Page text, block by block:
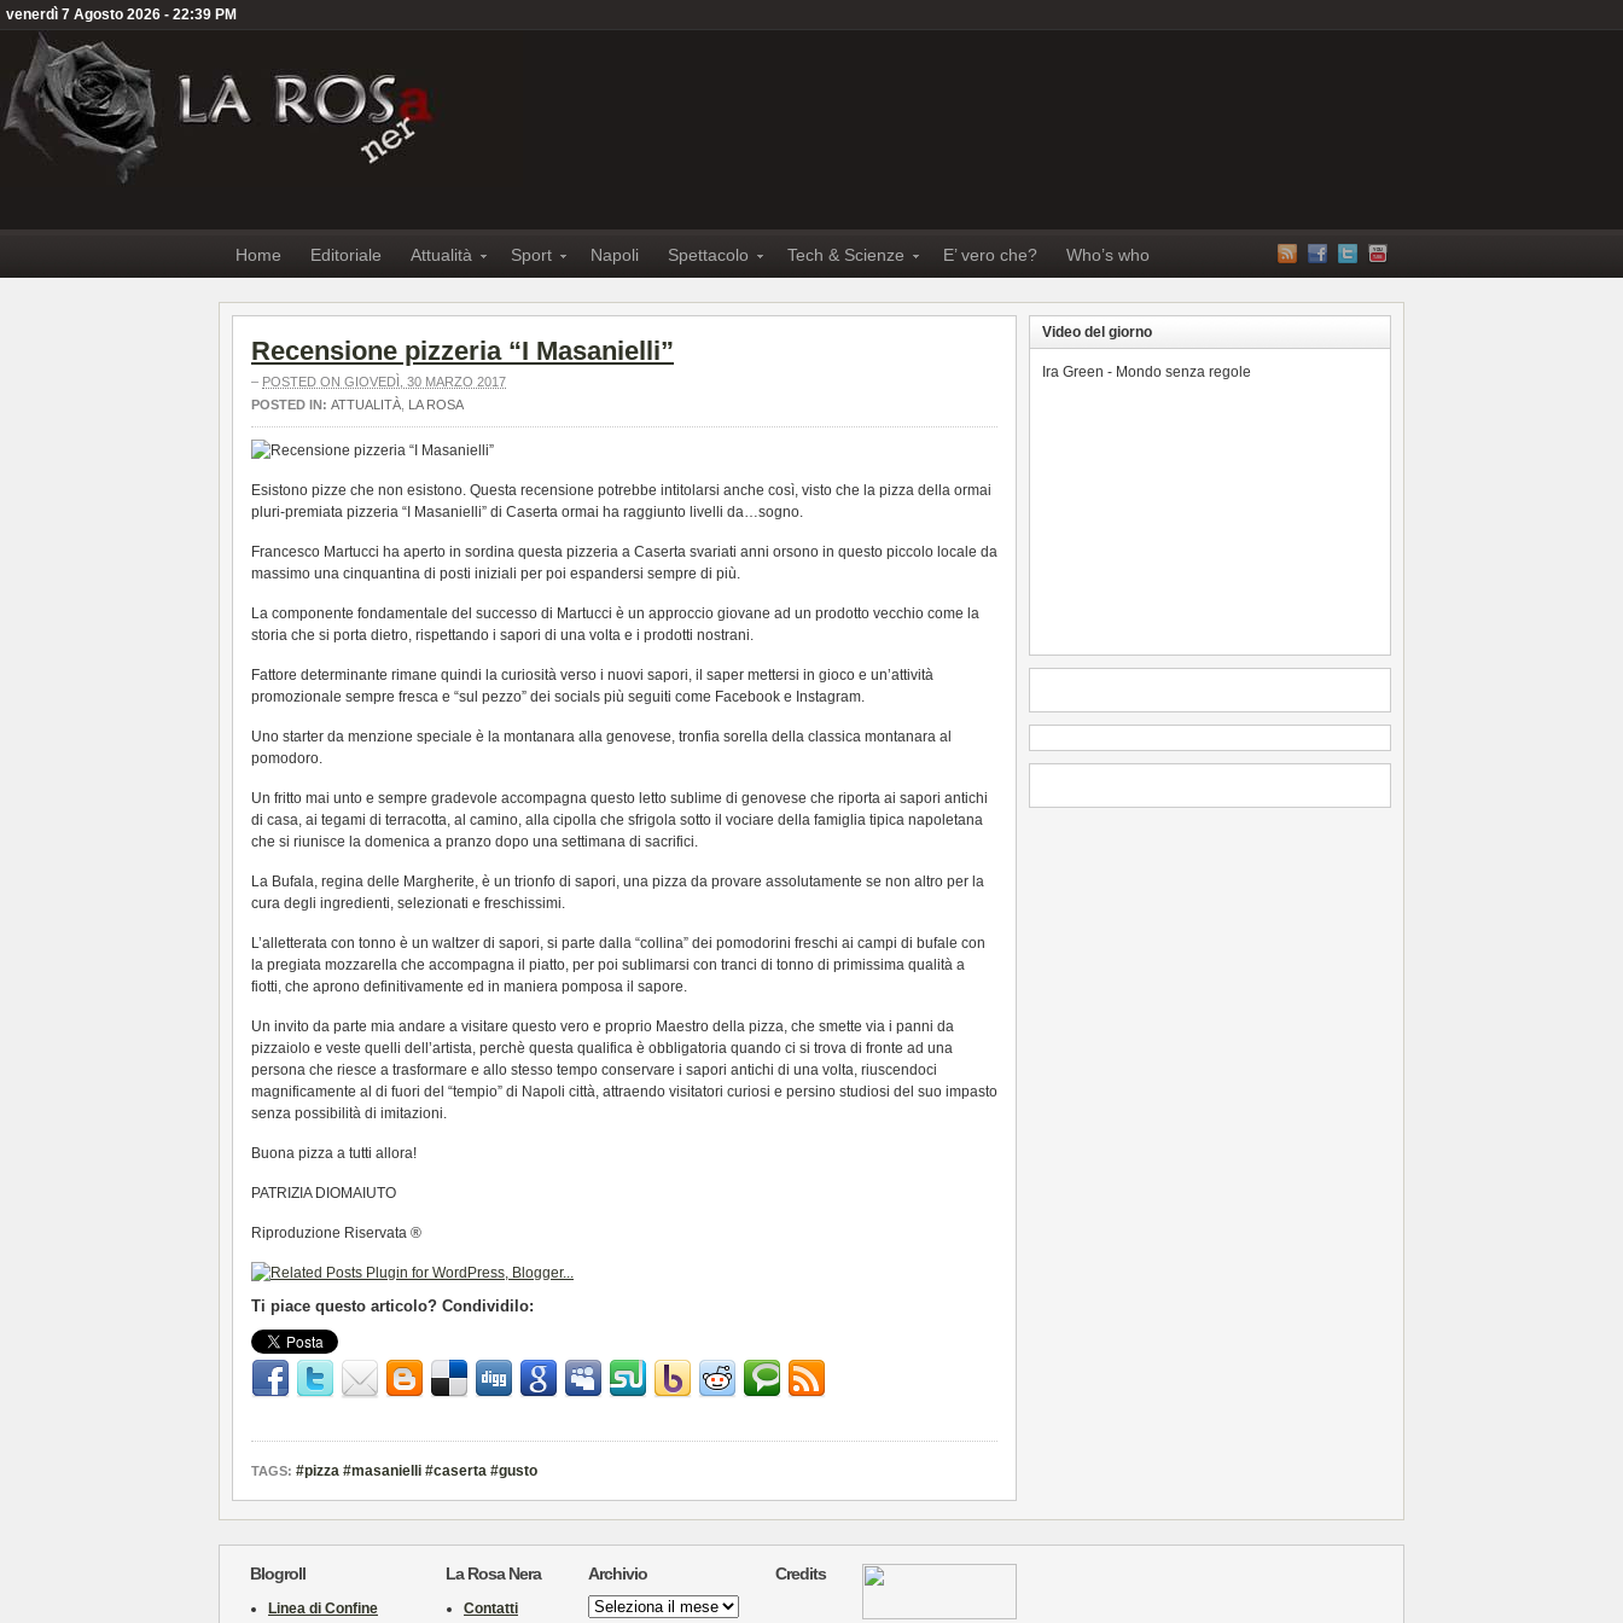
venerdì 7 Agosto 2026 - 22:39 PM
Home Editoriale Attualità Sport Napoli Spettacolo Tech & Scienze E’ vero che? Who’s who
Recensione pizzeria “I Masanielli”
– POSTED ON GIOVEDÌ, 30 MARZO 2017
POSTED IN: ATTUALITÀ LA ROSA
Esistono pizze che non esistono. Questa recensione potrebbe intitolarsi anche così, visto che la pizza della ormai
pluri-premiata pizzeria “I Masanielli” di Caserta ormai ha raggiunto livelli da…sogno.
Francesco Martucci ha aperto in sordina questa pizzeria a Caserta svariati anni orsono in questo piccolo locale da
massimo una cinquantina di posti iniziali per poi espandersi sempre di più.
La componente fondamentale del successo di Martucci è un approccio giovane ad un prodotto vecchio come la
storia che si porta dietro, rispettando i sapori di una volta e i prodotti nostrani.
Fattore determinante rimane quindi la curiosità verso i nuovi sapori, il saper mettersi in gioco e un’attività
promozionale sempre fresca e “sul pezzo” dei socials più seguiti come Facebook e Instagram.
Uno starter da menzione speciale è la montanara alla genovese, tronfia sorella della classica montanara al
pomodoro.
Un fritto mai unto e sempre gradevole accompagna questo letto sublime di genovese che riporta ai sapori antichi
di casa, ai tegami di terracotta, al camino, alla cipolla che sfrigola sotto il vociare della famiglia tipica napoletana
che si riunisce la domenica a pranzo dopo una settimana di sacrifici.
La Bufala, regina delle Margherite, è un trionfo di sapori, una pizza da provare assolutamente se non altro per la
cura degli ingredienti, selezionati e freschissimi.
L’alletterata con tonno è un waltzer di sapori, si parte dalla “collina” dei pomodorini freschi ai campi di bufale con
la pregiata mozzarella che accompagna il piatto, per poi sublimarsi con tranci di tonno di primissima qualità a
fiotti, che aprono definitivamente ed in maniera pomposa il sapore.
Un invito da parte mia andare a visitare questo vero e proprio Maestro della pizza, che smette via i panni da
pizzaiolo e veste quelli dell’artista, perchè questa qualifica è obbligatoria quando ci si trova di fronte ad una
persona che riesce a trasformare e allo stesso tempo conservare i sapori antichi di una volta, riuscendoci
magnificamente al di fuori del “tempio” di Napoli città, attraendo visitatori curiosi e persino studiosi del suo impasto
senza possibilità di imitazioni.
Buona pizza a tutti allora!
PATRIZIA DIOMAIUTO
Riproduzione Riservata ®
Ti piace questo articolo? Condividilo:
TAGS: #pizza #masanielli #caserta #gusto
Video del giorno
Ira Green - Mondo senza regole
Blogroll
Linea di Confine
La Rosa Nera
Contatti
Archivio
Archivio
Credits